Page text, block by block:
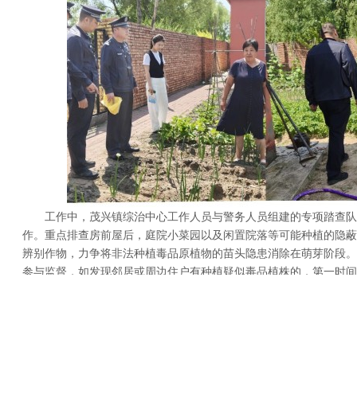
工作中，茂兴镇综治中心工作人员与警务人员组建的专项踏查
作。重点排查房前屋后，庭院小菜园以及闲置院落等可能种植的隐
辨别作物，力争将非法种植毒品原植物的苗头隐患消除在萌芽阶段
参与监督，如发现邻居或周边住户有种植疑似毒品植株的，第一时